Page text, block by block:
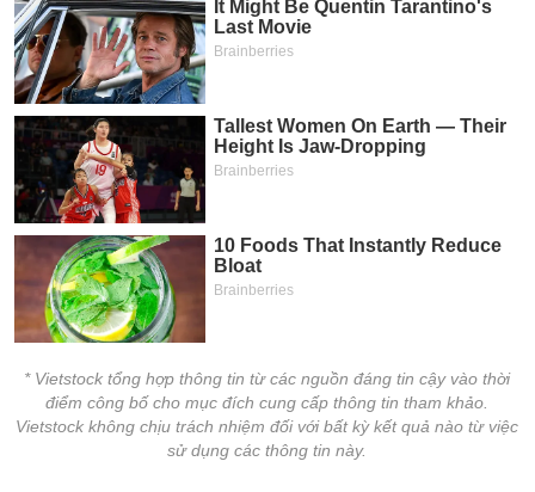
điểm công bố cho mục đích cung cấp thông tin tham khảo.
Vietstock không chịu trách nhiệm đối với bất kỳ kết quả nào từ việc
sử dụng các thông tin này.